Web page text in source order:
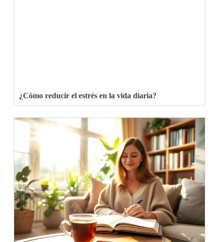
¿Cómo reducir el estrés en la vida diaria?